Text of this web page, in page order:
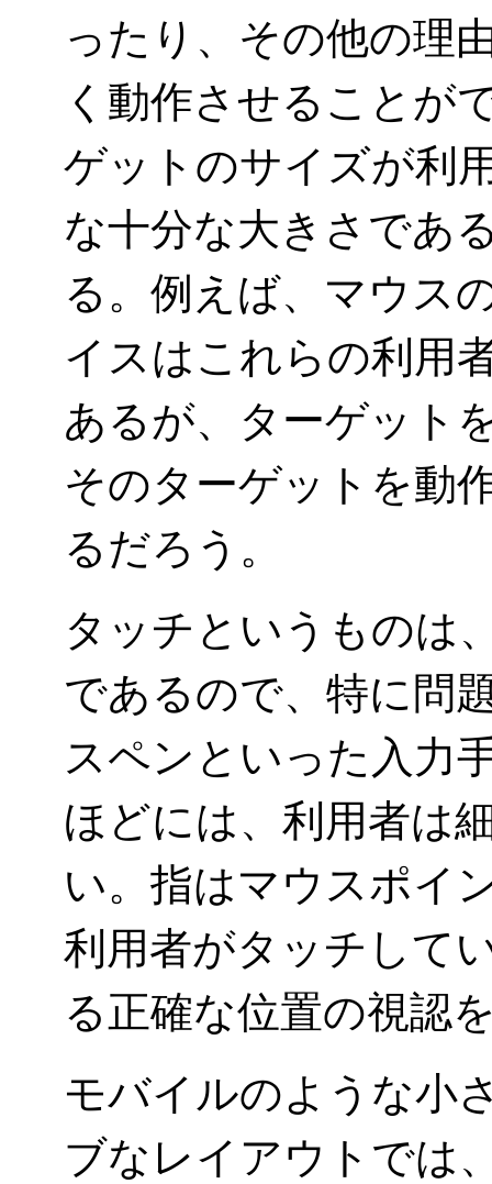
ったり、その他の理
く動作させることが
ゲットのサイズが利
な十分な大きさであ
る。例えば、マウス
イスはこれらの利用
あるが、ターゲット
そのターゲットを動
るだろう。
タッチというものは
であるので、特に問
スペンといった入力
ほどには、利用者は
い。指はマウスポイ
利用者がタッチして
る正確な位置の視認
モバイルのような小
ブなレイアウトでは